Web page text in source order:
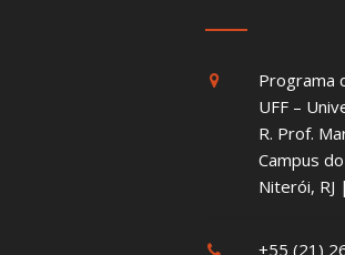
Programa
UFF –
R. Prof.
Campus
Niterói,
+55 (21)